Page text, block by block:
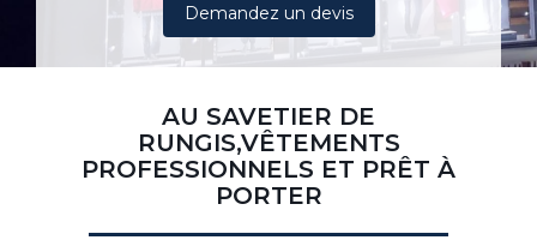
Demandez un devis
AU SAVETIER DE
RUNGIS,VÊTEMENTS
PROFESSIONNELS ET PRÊT À
PORTER